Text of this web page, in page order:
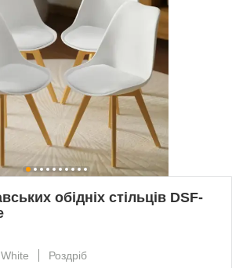
обідніх стільців DSF-
Роздріб